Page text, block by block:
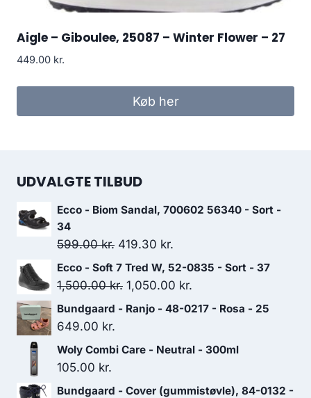
Aigle – Giboulee, 25087 – Winter Flower – 27
449.00 kr.
Køb her
UDVALGTE TILBUD
Ecco - Biom Sandal, 700602 56340 - Sort -
34
599.00kr. Den
oprindelige
pris
599.00 kr..
419.30 kr.
aktuelle
pris
Ecco - Soft 7 Tred W, 52-0835 - Sort - 37
1,500.00kr. Den
oprindelige
1,050.00 kr.
aktuelle
Bundgaard - Ranjo - 48-0217 - Rosa - 25
649.00 kr.
Woly Combi Care - Neutral - 300ml
105.00 kr.
Bundgaard - Cover (gummistøvle), 84-0132 -